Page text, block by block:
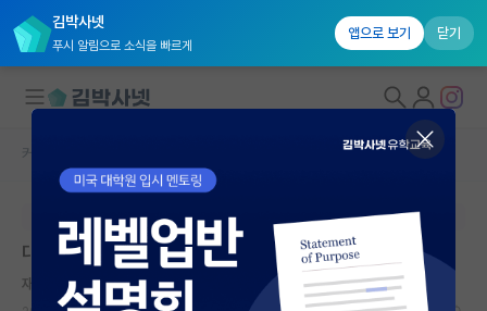
김박사넷
푸시 알림으로 소식을 빠르게
앱으로 보기 닫기
대학원생 모집
국내대학원 정보
연구실&오픈랩
커뮤니티 홈
본문이 수정되지 않는 박제글입니다.
대학원 티오
재치있는 백석